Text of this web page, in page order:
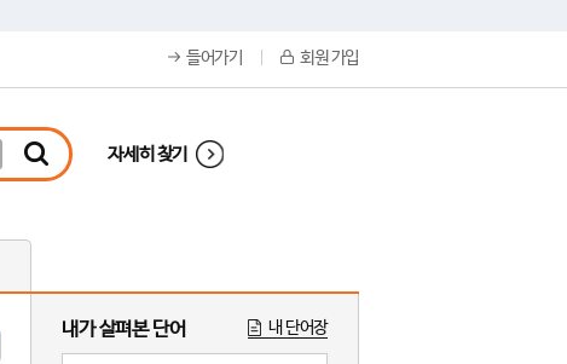
들어가기 회원 가입
자세히 찾기
내가 살펴본 단어 내 단어장